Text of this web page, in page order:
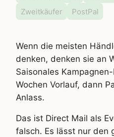
Zweitkäufer
PostPal
Wenn die meisten
denken, denken sie an
Saisonales
Wochen Vorlauf, dann
Anlass.
Das ist Direct Mail als
falsch. Es lässt nur den